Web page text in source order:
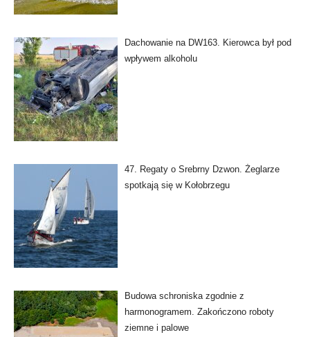
Dachowanie na DW163. Kierowca był pod
wpływem alkoholu
47. Regaty o Srebrny Dzwon. Żeglarze
spotkają się w Kołobrzegu
Budowa schroniska zgodnie z
harmonogramem. Zakończono roboty
ziemne i palowe